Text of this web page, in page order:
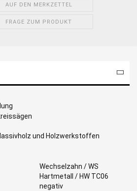
AUF DEN MERKZETTEL
FRAGE ZUM PRODUKT
und Holzwerkstoffen
Wechselzahn / WS
Hartmetall / HW TC06
negativ